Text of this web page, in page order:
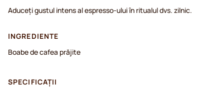
Aduceți gustul intens al espresso-ului în ritualul dvs. zilnic.
INGREDIENTE
Boabe de cafea prăjite
SPECIFICAȚII